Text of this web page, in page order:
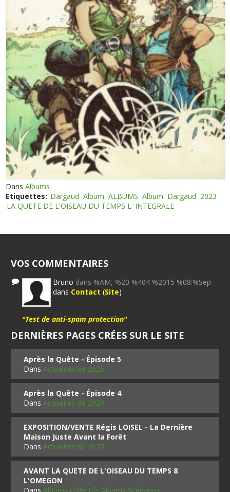
DansAlbums
Etiquettes: Dargaud Album ALBUMS Album Dargaud 2023
LA QUETE DE L'OISEAU DU TEMPS L' INTEGRALE
VOS COMMENTAIRES
Bruno dans %AM, %20 %404 %2015 %08:%Sep
dans Contact (Site)
"Test de anti-spam protection"
DERNIÈRES PAGES CRÉES SUR LE SITE
Après la Quête - Épisode 5
DansActualités de 2025
Après la Quête - Épisode 4
DansActualités de 2025
EXPOSITION/VENTE Régis LOISEL - La Dernière
Maison Juste Avant la Forêt
DansActualités de 2025
AVANT LA QUETE DE L'OISEAU DU TEMPS 8
L'OMEGON